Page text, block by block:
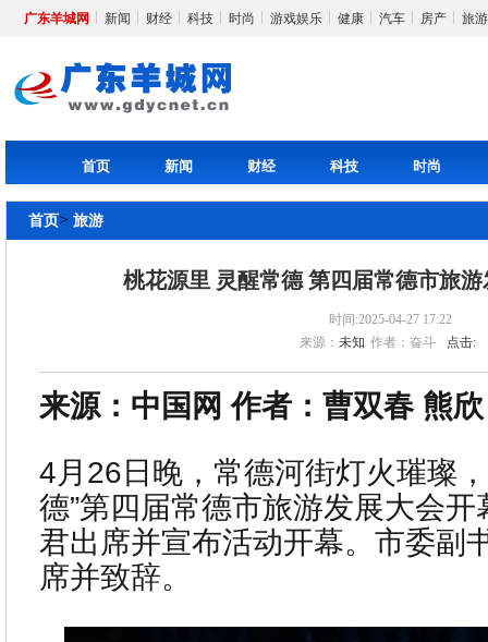
广东羊城网 新闻 财经 科技 时尚 游戏娱乐 健康 汽车 房产 旅游
首页 新闻 财经 科技 时尚
首页> 旅游
桃花源里 灵醒常德 第四届常德市旅
时间:2025-04-27 17:22
来源： 未知 作者：奋斗 点击:
来源：中国网 作者：曹双春 熊欣
4月26日晚，常德河街灯火璀璨
德”第四届常德市旅游发展大会
君出席并宣布活动开幕。市委副
席并致辞。